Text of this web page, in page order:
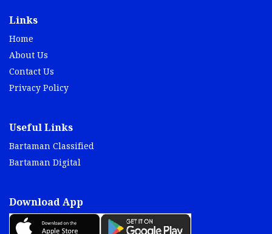
Links
Home
About Us
Contact Us
Privacy Policy
Useful Links
Bartaman Classified
Bartaman Digital
Download App